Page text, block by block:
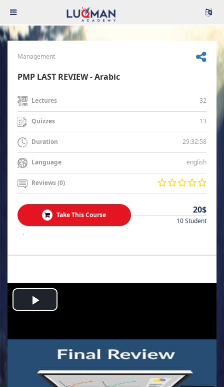
Management
PMP LAST REVIEW - Arabic
Lectures 32
Quizzes 13
Duration 29:32:58
Language english
Reviews (0)
Take This Course 20$
10 Student
.
Play